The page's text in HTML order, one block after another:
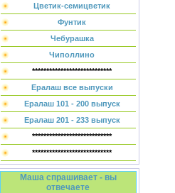
Цветик-семицветик
Фунтик
Чебурашка
Чиполлино
****************************
Ералаш все выпуски
Ералаш 101 - 200 выпуск
Ералаш 201 - 233 выпуск
****************************
****************************
Маша спрашивает - вы
отвечаете